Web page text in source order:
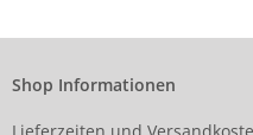
Shop Informationen
Lieferzeiten und